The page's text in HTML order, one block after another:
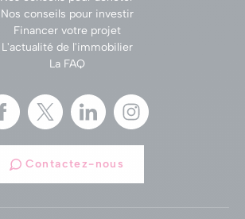
Nos conseils pour investir
Financer votre projet
L'actualité de l'immobilier
La FAQ
Contactez-nous